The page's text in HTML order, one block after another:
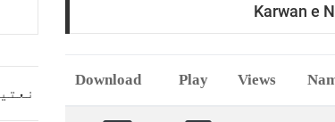
Karwan e
Views
Play
Download